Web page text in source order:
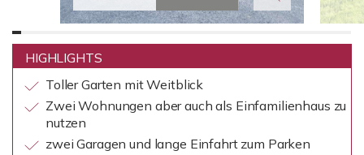
HIGHLIGHTS
Toller Garten mit Weitblick
Zwei Wohnungen aber auch als Einfamilienhaus zu
nutzen
zwei Garagen und lange Einfahrt zum Parken